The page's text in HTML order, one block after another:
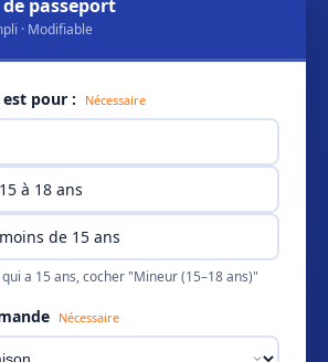
passeport
· Modifiable
pour : Nécessaire
à 18 ans
de 15 ans
a 15 ans, cocher "Mineur (15–18 ans)"
Nécessaire